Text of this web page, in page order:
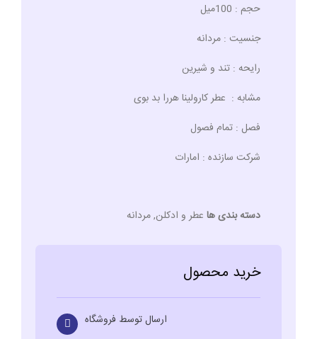
حجم : 100میل
جنسیت : مردانه
رایحه : تند و شیرین
مشابه : عطر کارولینا هررا بد بوی
فصل : تمام فصول
شرکت سازنده : امارات
دسته بندی ها عطر و ادکلن,مردانه
خرید محصول
ارسال توسط فروشگاه